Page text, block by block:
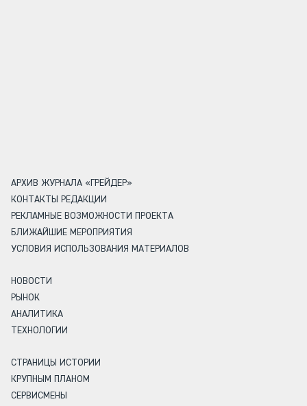
АРХИВ ЖУРНАЛА «ГРЕЙДЕР»
КОНТАКТЫ РЕДАКЦИИ
РЕКЛАМНЫЕ ВОЗМОЖНОСТИ ПРОЕКТА
БЛИЖАЙШИЕ МЕРОПРИЯТИЯ
УСЛОВИЯ ИСПОЛЬЗОВАНИЯ МАТЕРИАЛОВ
НОВОСТИ
РЫНОК
АНАЛИТИКА
ТЕХНОЛОГИИ
СТРАНИЦЫ ИСТОРИИ
КРУПНЫМ ПЛАНОМ
СЕРВИСМЕНЫ